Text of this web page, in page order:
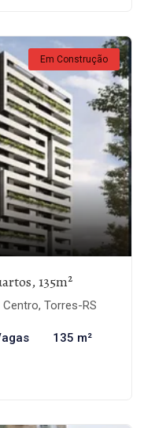
Em Construção
135m²
Centro, Torres-RS
135 m²